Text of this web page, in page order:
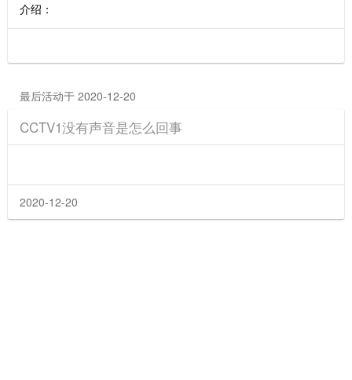
介绍：
最后活动于 2020-12-20
CCTV1没有声音是怎么回事
2020-12-20